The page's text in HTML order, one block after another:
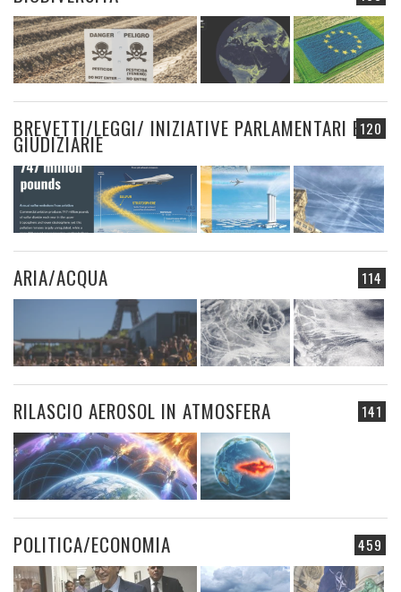
120
BREVETTI/LEGGI/ INIZIATIVE PARLAMENTARI E
GIUDIZIARIE
114
ARIA/ACQUA
141
RILASCIO AEROSOL IN ATMOSFERA
459
POLITICA/ECONOMIA